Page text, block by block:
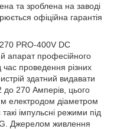
та зроблена на заводі
офіційна гарантія
РRO-400V DC
апарат професійного
час проведення різних
здатний видавати
до 270 Амперів, цього
електродом діаметром
імпульсні режими під
Джерелом живлення